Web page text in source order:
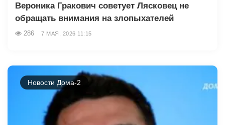
Вероника Гракович советует Лясковец не
обращать внимания на злопыхателей
286 7 МАЯ, 2026 11:15
Новости Дома-2